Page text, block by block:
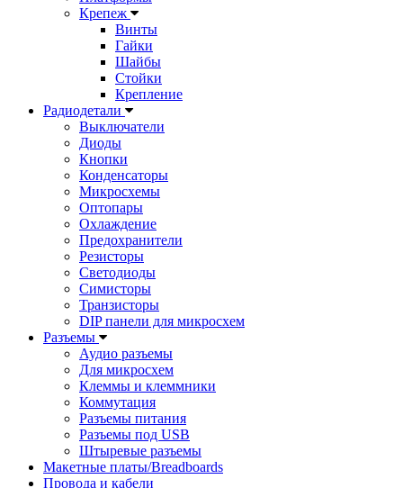
Крепеж
Винты
Гайки
Шайбы
Стойки
Крепление
Радиодетали
Выключатели
Диоды
Кнопки
Конденсаторы
Микросхемы
Оптопары
Охлаждение
Предохранители
Резисторы
Светодиоды
Симисторы
Транзисторы
DIP панели для микросхем
Разъемы
Аудио разъемы
Для микросхем
Клеммы и клеммники
Коммутация
Разъемы питания
Разъемы под USB
Штыревые разъемы
Макетные платы/Breadboards
Провода и кабели